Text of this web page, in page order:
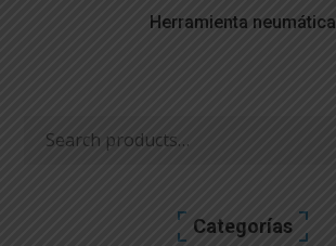
Herramienta neumática
Categorías